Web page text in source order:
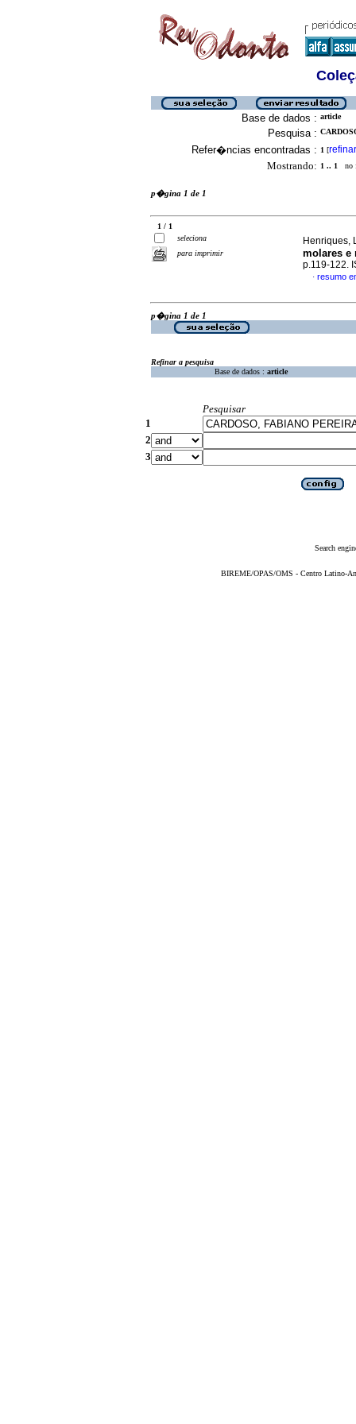
Base de dados : article
Pesquisa :
Refer�ncias encontradas : 1 [refinar
Mostrando: 1 .. 1 no
p�gina 1 de 1
1 / 1
seleciona
para imprimir
Henriques,
molares e
p.119-122.
· resumo
p�gina 1 de 1
Refinar a pesquisa
Base de dados : article
Pesquisar
1
2
3
Search
BIREME/OPAS/OMS - Centro Latino-